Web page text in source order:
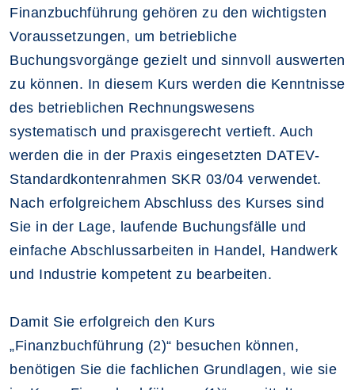
Finanzbuchführung gehören zu den wichtigsten
Voraussetzungen, um betriebliche
Buchungsvorgänge gezielt und sinnvoll auswerten
zu können. In diesem Kurs werden die Kenntnisse
des betrieblichen Rechnungswesens
systematisch und praxisgerecht vertieft. Auch
werden die in der Praxis eingesetzten DATEV-
Standardkontenrahmen SKR 03/04 verwendet.
Nach erfolgreichem Abschluss des Kurses sind
Sie in der Lage, laufende Buchungsfälle und
einfache Abschlussarbeiten in Handel, Handwerk
und Industrie kompetent zu bearbeiten.
Damit Sie erfolgreich den Kurs
„Finanzbuchführung (2)“ besuchen können,
benötigen Sie die fachlichen Grundlagen, wie sie